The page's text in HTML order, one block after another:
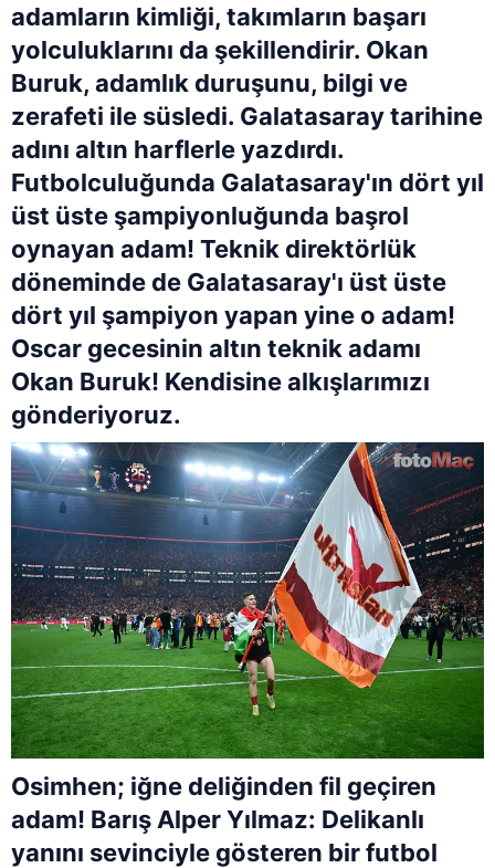
adamların kimliği, takımların başarı
yolculuklarını da şekillendirir. Okan
Buruk, adamlık duruşunu, bilgi ve
zerafeti ile süsledi. Galatasaray tarihine
adını altın harflerle yazdırdı.
Futbolculuğunda Galatasaray'ın dört yıl
üst üste şampiyonluğunda başrol
oynayan adam! Teknik direktörlük
döneminde de Galatasaray'ı üst üste
dört yıl şampiyon yapan yine o adam!
Oscar gecesinin altın teknik adamı
Okan Buruk! Kendisine alkışlarımızı
gönderiyoruz.
Osimhen; iğne deliğinden fil geçiren
adam! Barış Alper Yılmaz: Delikanlı
yanını sevinciyle gösteren bir futbol